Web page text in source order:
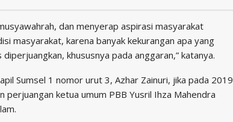
dan menyerap aspirasi masyarakat
masyarakat, karena banyak kekurangan apa yang
khususnya pada anggaran,” katanya.
Sumsel 1 nomor urut 3, Azhar Zainuri, jika pada 2019
ketua umum PBB Yusril Ihza Mahendra